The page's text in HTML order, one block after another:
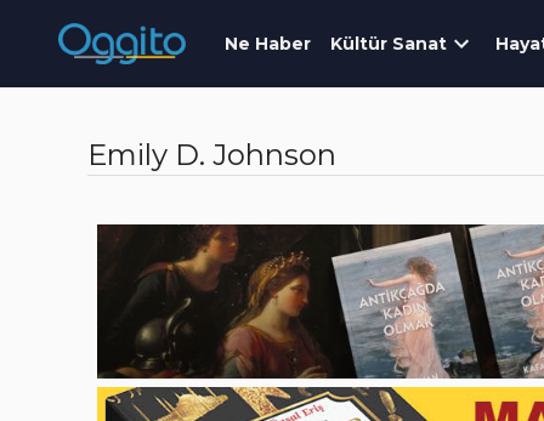
Ne Haber Kültür Sanat
Emily D. Johnson